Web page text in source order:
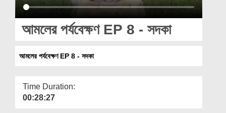
Magazine
Departments
More
আমলের পর্যবেক্ষণ EP 8 - সদকা
আমলের পর্যবেক্ষণ EP 8 - সদকা
Time Duration:
00:28:27